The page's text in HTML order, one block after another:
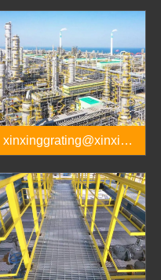
xinxinggrating@xinxing
pipes.com.cn